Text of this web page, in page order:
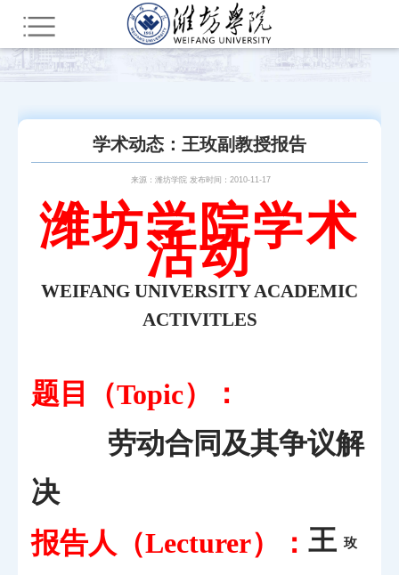
您所在的位置：首页 新闻中心 通知公告
学术动态：王玫副教授报告
来源：潍坊学院 发布时间：2010-11-17
潍坊学院学术
活动
WEIFANG UNIVERSITY ACADEMIC
ACTIVITLES
题目（Topic）：
劳动合同及其争议解
决
报告人（Lecturer）：王 玫